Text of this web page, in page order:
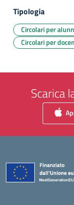
Tipologia
Circolari per
Circolari per
Scarica